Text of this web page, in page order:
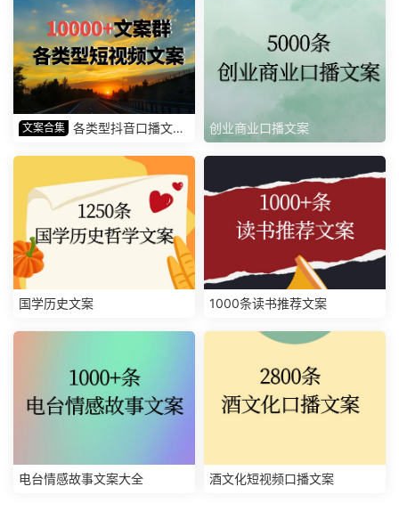
文案合集 各类型抖音口播文案
创业商业口播文案
国学历史文案 1000条读书推荐文案
电台情感故事文案大全 酒文化短视频口播文案